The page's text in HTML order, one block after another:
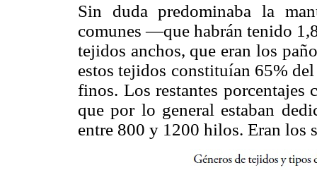
Sin duda predominaba la
comunes —que habrán tenido
tejidos anchos, que eran los
estos tejidos constituían 65%
finos. Los restantes porcentajes
que por lo general estaban
entre 800 y 1200 hilos. Eran los